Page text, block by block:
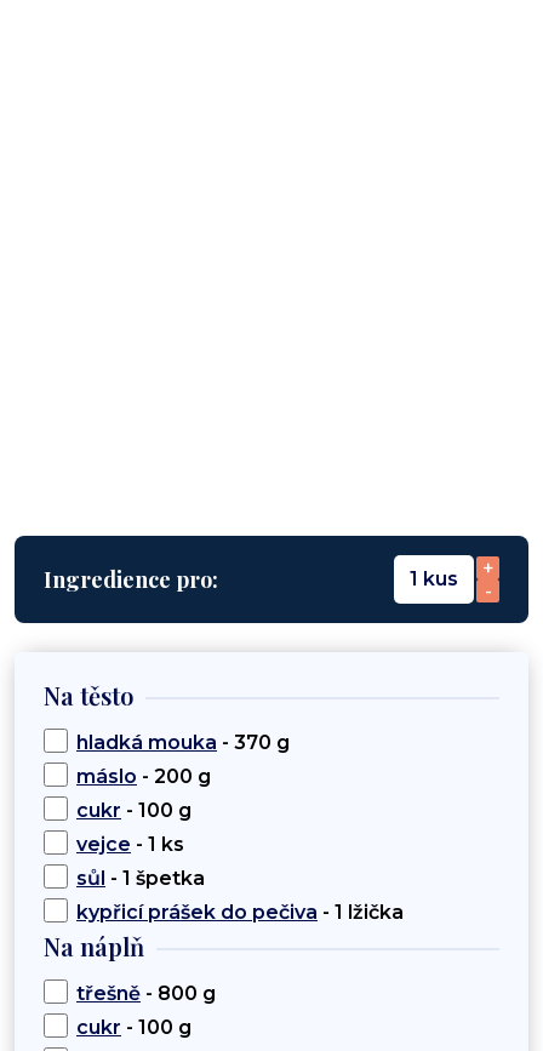
Ingredience pro: 1 kus
+
-
Na těsto
hladká mouka - 370 g
máslo - 200 g
cukr - 100 g
vejce - 1 ks
sůl - 1 špetka
kypřicí prášek do pečiva - 1 lžička
Na náplň
třešně - 800 g
cukr - 100 g